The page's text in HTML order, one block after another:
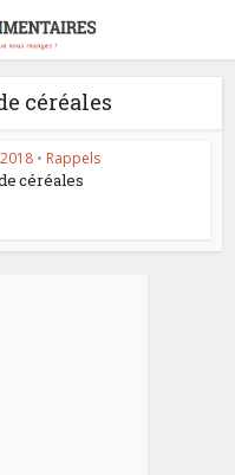
céréales
• Rappels
céréales